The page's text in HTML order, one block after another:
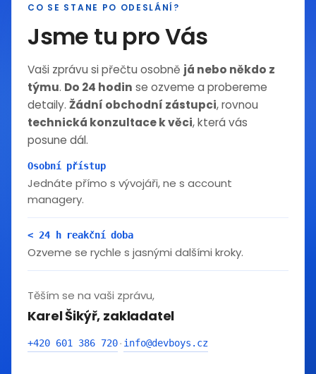
CO SE STANE PO ODESLÁNÍ?
Jsme tu pro Vás
Vaši zprávu si přečtu osobně já nebo někdo z
týmu. Do 24 hodin se ozveme a probereme
detaily.Žádní obchodní zástupci, rovnou
technická konzultace k věci, která vás
posune dál.
Osobní přístup
Jednáte přímo s vývojáři, ne s account
managery.
< 24 h reakční doba
Ozveme se rychle s jasnými dalšími kroky.
Těším se na vaši zprávu,
Karel Šikýř, zakladatel
+420 601 386 720· info@devboys.cz